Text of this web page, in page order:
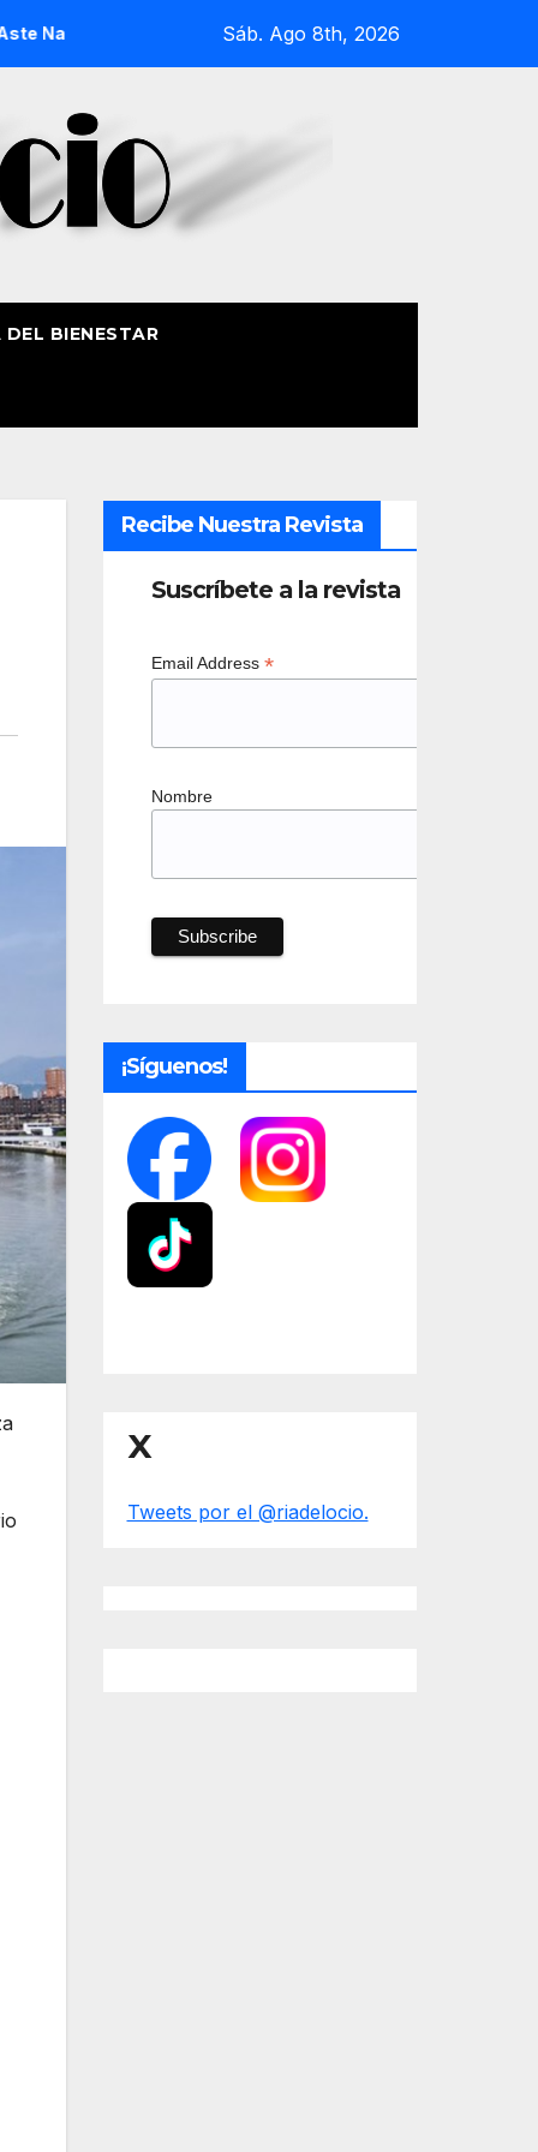
2026 La Procesión Náutica de la Amatxu de
Sáb. Ago 8th, 2026
DEL BIENESTAR
Recibe Nuestra Revista
Suscríbete a la revista
Email Address *
Nombre
¡Síguenos!
X
Tweets por el @riadelocio.